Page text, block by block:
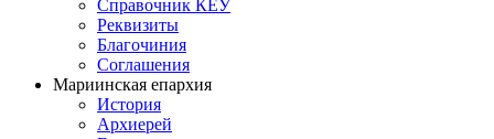
Справочник КЕУ
Реквизиты
Благочиния
Соглашения
Мариинская епархия
История
Архиерей